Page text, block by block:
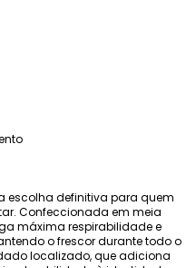
escolha definitiva para quem
Confeccionada em meia
máxima respirabilidade e
o frescor durante todo o
localizado, que adiciona